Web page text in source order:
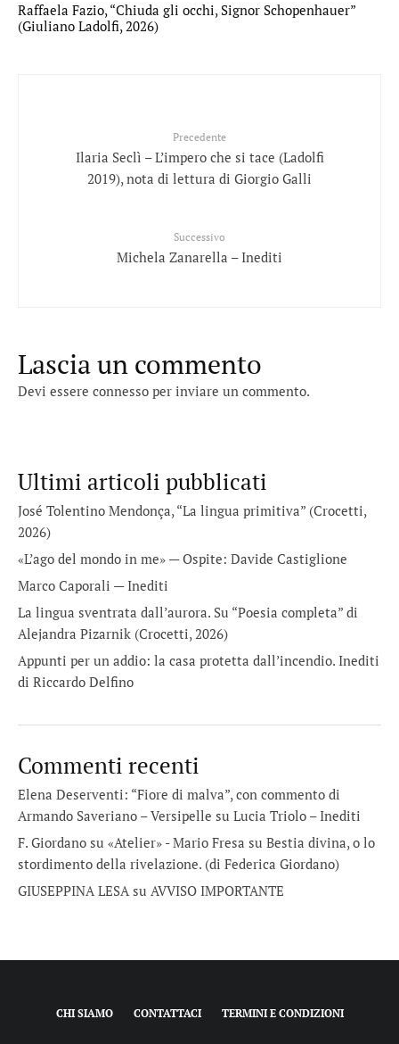
Raffaela Fazio, “Chiuda gli occhi, Signor Schopenhauer”
(Giuliano Ladolfi, 2026)
Precedente
Ilaria Seclì – L’impero che si tace (Ladolfi
2019), nota di lettura di Giorgio Galli
Successivo
Michela Zanarella – Inediti
Lascia un commento
Devi essere connesso per inviare un commento.
Ultimi articoli pubblicati
José Tolentino Mendonça, “La lingua primitiva” (Crocetti,
2026)
«L’ago del mondo in me» — Ospite: Davide Castiglione
Marco Caporali — Inediti
La lingua sventrata dall’aurora. Su “Poesia completa” di
Alejandra Pizarnik (Crocetti, 2026)
Appunti per un addio: la casa protetta dall’incendio. Inediti
di Riccardo Delfino
Commenti recenti
Elena Deserventi: “Fiore di malva”, con commento di
Armando Saveriano – Versipelle su Lucia Triolo – Inediti
F. Giordano su «Atelier» - Mario Fresa su Bestia divina, o lo
stordimento della rivelazione. (di Federica Giordano)
GIUSEPPINA LESAsu AVVISO IMPORTANTE
CHI SIAMO CONTATTACI TERMINI E CONDIZIONI